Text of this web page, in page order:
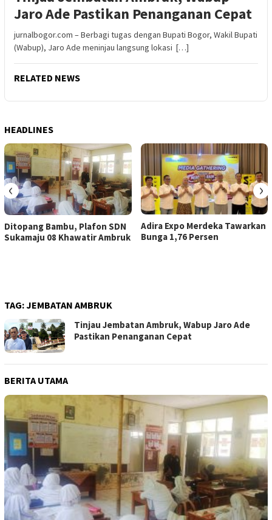
Jaro Ade Pastikan Penanganan Cepat
jurnalbogor.com – Berbagi tugas dengan Bupati Bogor, Wakil Bupati
(Wabup), Jaro Ade meninjau langsung lokasi […]
RELATED NEWS
HEADLINES
Ditopang Bambu, Plafon SDN
Sukamaju 08 Khawatir Ambruk
Adira Expo Merdeka Tawarkan
Bunga 1,76 Persen
‹ ›
TAG:JEMBATAN AMBRUK
Tinjau Jembatan Ambruk, Wabup Jaro Ade
Pastikan Penanganan Cepat
BERITA UTAMA